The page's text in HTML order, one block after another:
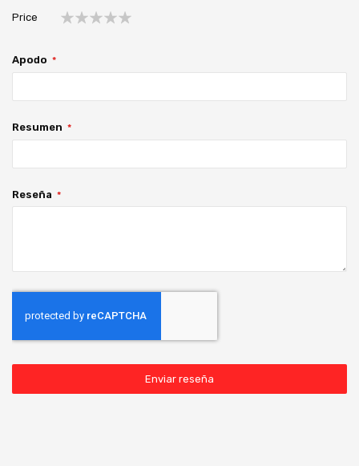
estrella
estrellas
estrellas
estrellas
estrellas
Price
Apodo
Resumen
Reseña
Enviar reseña